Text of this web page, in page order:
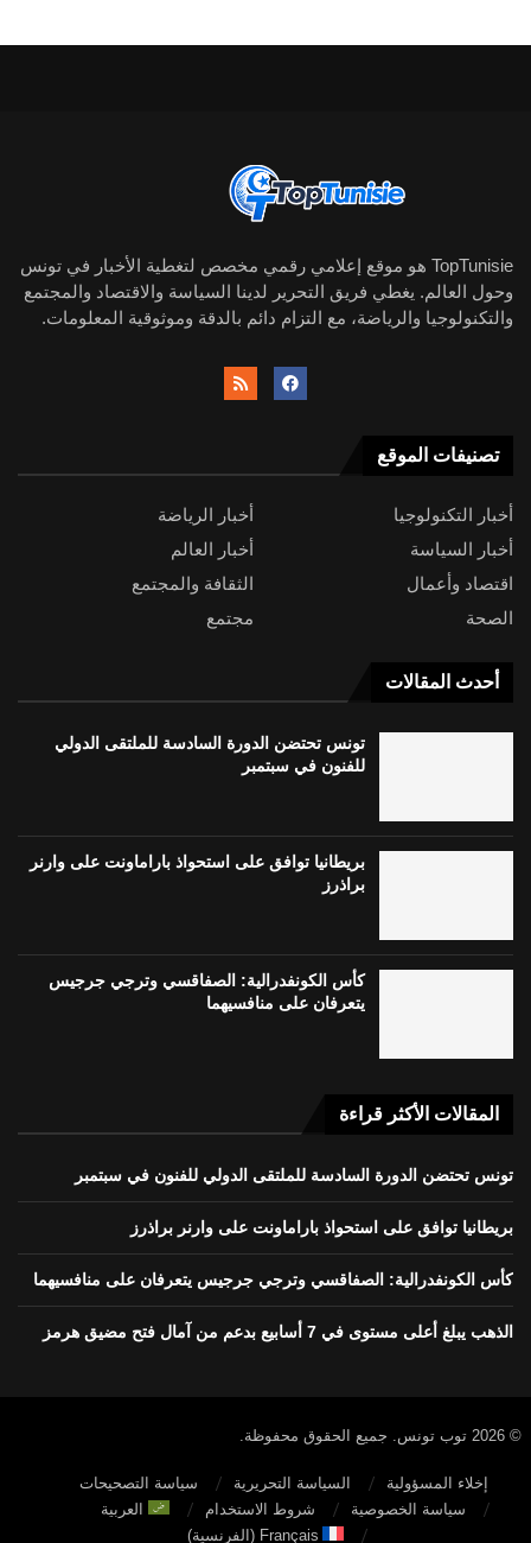
TopTunisie هو موقع إعلامي رقمي مخصص لتغطية الأخبار في تونس
وحول العالم. يغطي فريق التحرير لدينا السياسة والاقتصاد والمجتمع
والتكنولوجيا والرياضة، مع التزام دائم بالدقة وموثوقية المعلومات.
تصنيفات الموقع
أخبار التكنولوجيا
أخبار الرياضة
أخبار السياسة
أخبار العالم
اقتصاد وأعمال
الثقافة والمجتمع
الصحة
مجتمع
أحدث المقالات
تونس تحتضن الدورة السادسة للملتقى الدولي
للفنون في سبتمبر
بريطانيا توافق على استحواذ باراماونت على وارنر
براذرز
كأس الكونفدرالية: الصفاقسي وترجي جرجيس
يتعرفان على منافسيهما
المقالات الأكثر قراءة
تونس تحتضن الدورة السادسة للملتقى الدولي للفنون في سبتمبر
بريطانيا توافق على استحواذ باراماونت على وارنر براذرز
كأس الكونفدرالية: الصفاقسي وترجي جرجيس يتعرفان على منافسيهما
الذهب يبلغ أعلى مستوى في 7 أسابيع بدعم من آمال فتح مضيق هرمز
© 2026 توب تونس. جميع الحقوق محفوظة.
إخلاء المسؤولية السياسة التحريرية
سياسة التصحيحات
سياسة الخصوصية
شروط الاستخدام
العربية
Français
( الفرنسية)